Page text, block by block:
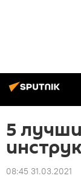
5
08:45 31.03.2021